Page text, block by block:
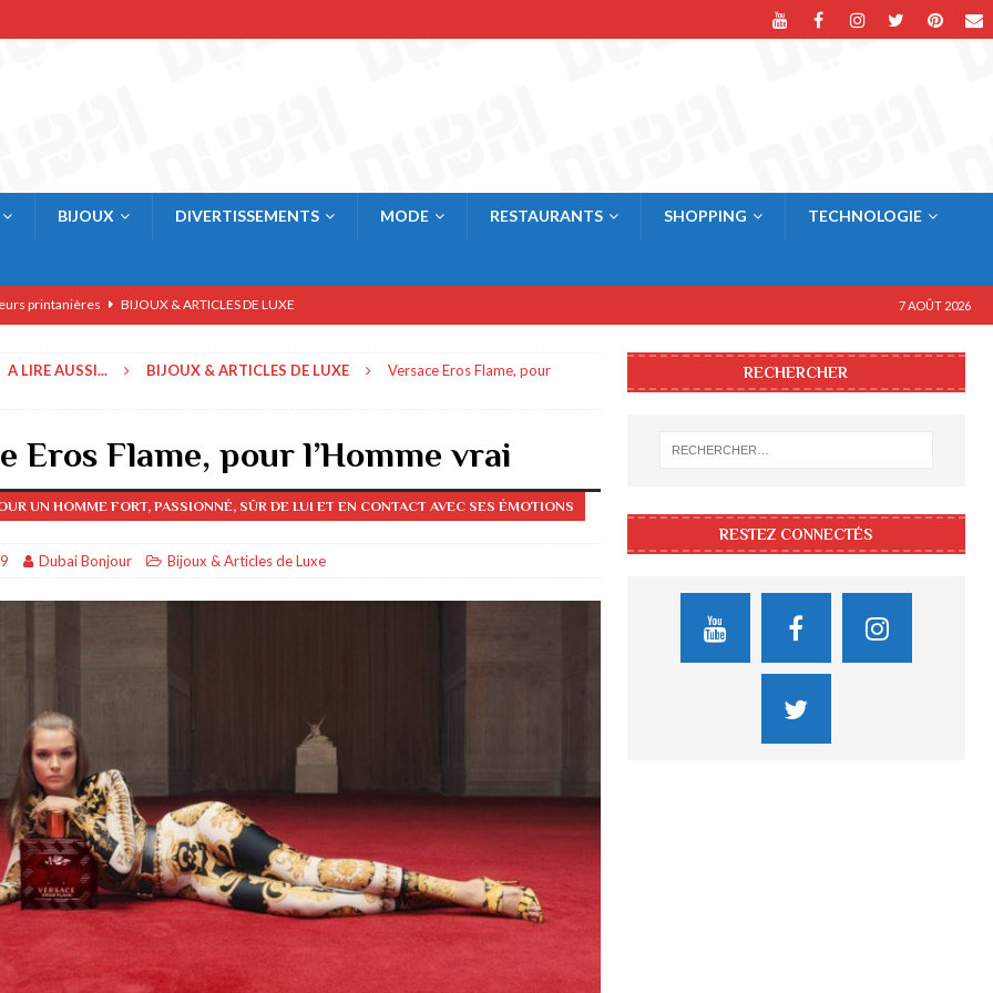
BIJOUX DIVERTISSEMENTS MODE RESTAURANTS SHOPPING TECHNOLOGIE
printanières BIJOUX & ARTICLES DE LUXE
AFFAIRES & ECONOMIE
& COMMERCE
à Dubai RESTAURANTS & BARS
DIVERTISSEMENTS & SPORTS
AFFAIRES & ECONOMIE
7 AOÛT 2026
A LIRE AUSSI... BIJOUX & ARTICLES DE LUXE
Versace Eros Flame, pour
Eros Flame, pour l’Homme vrai
UN HOMME FORT, PASSIONNÉ, SÛR DE LUI ET EN CONTACT AVEC SES ÉMOTIONS
Dubai Bonjour Bijoux & Articles de Luxe
RECHERCHER
RESTEZ CONNECTÉS